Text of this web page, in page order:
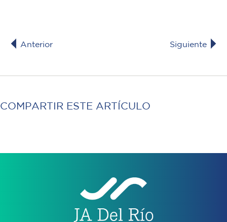
Anterior Siguiente
COMPARTIR ESTE ARTÍCULO